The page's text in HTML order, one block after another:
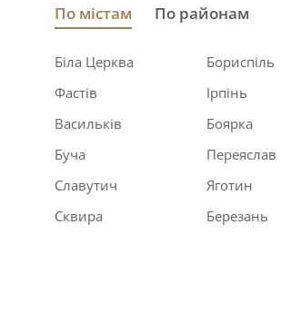
По містам По районам
Біла Церква Бориспіль
Фастів
Ірпінь
Васильків
Боярка
Буча
Переяслав
Славутич
Яготин
Сквира
Березань